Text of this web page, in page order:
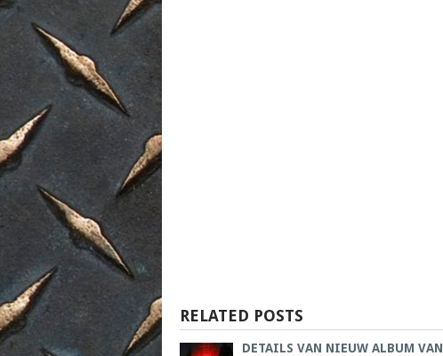
RELATED POSTS
DETAILS VAN NIEUW ALBUM VAN